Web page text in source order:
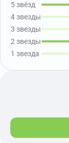
5 звёзд
4 звезды
3 звезды
2 звезды
1 звезда